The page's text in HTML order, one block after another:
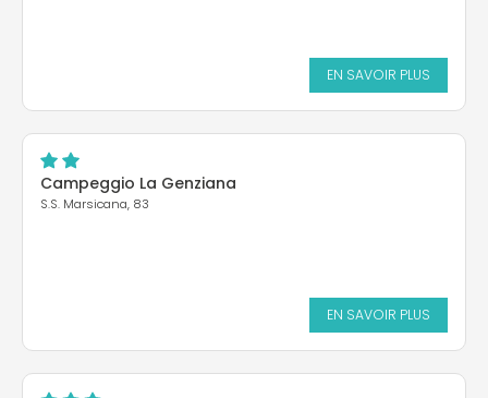
EN SAVOIR PLUS
Campeggio La Genziana
S.S. Marsicana, 83
EN SAVOIR PLUS